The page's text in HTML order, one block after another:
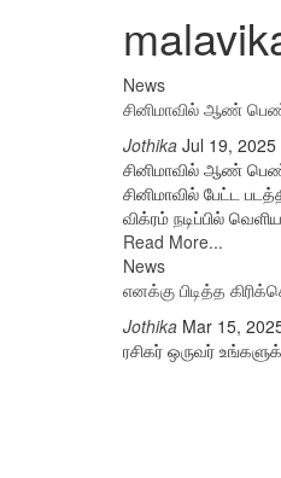
News
சினிமாவில் ஆண் பெண்
Jothika Jul 19, 2025
சினிமாவில் ஆண்
சினிமாவில் பேட்ட
விக்ரம் நடிப்பில்
Read More...
News
எனக்கு பிடித்த
Jothika Mar 15,
ரசிகர் ஒருவர்